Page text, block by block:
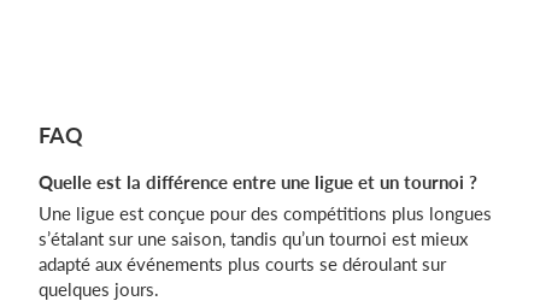
FAQ
Quelle est la différence entre une ligue et un tournoi ?
Une ligue est conçue pour des compétitions plus longues
s’étalant sur une saison, tandis qu’un tournoi est mieux
adapté aux événements plus courts se déroulant sur
quelques jours.